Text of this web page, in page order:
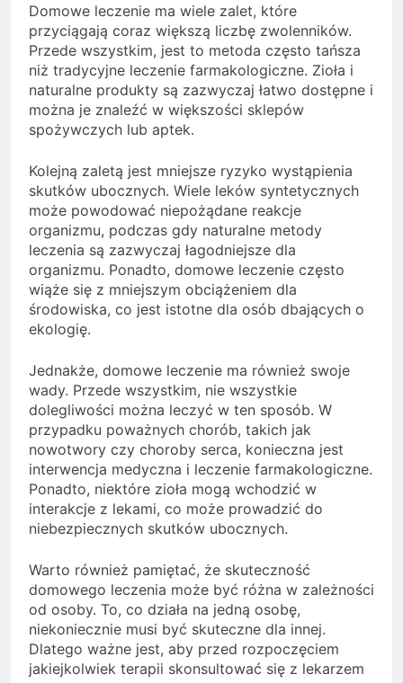
Domowe leczenie ma wiele zalet, które
przyciągają coraz większą liczbę zwolenników.
Przede wszystkim, jest to metoda często tańsza
niż tradycyjne leczenie farmakologiczne. Zioła i
naturalne produkty są zazwyczaj łatwo dostępne i
można je znaleźć w większości sklepów
spożywczych lub aptek.
Kolejną zaletą jest mniejsze ryzyko wystąpienia
skutków ubocznych. Wiele leków syntetycznych
może powodować niepożądane reakcje
organizmu, podczas gdy naturalne metody
leczenia są zazwyczaj łagodniejsze dla
organizmu. Ponadto, domowe leczenie często
wiąże się z mniejszym obciążeniem dla
środowiska, co jest istotne dla osób dbających o
ekologię.
Jednakże, domowe leczenie ma również swoje
wady. Przede wszystkim, nie wszystkie
dolegliwości można leczyć w ten sposób. W
przypadku poważnych chorób, takich jak
nowotwory czy choroby serca, konieczna jest
interwencja medyczna i leczenie farmakologiczne.
Ponadto, niektóre zioła mogą wchodzić w
interakcje z lekami, co może prowadzić do
niebezpiecznych skutków ubocznych.
Warto również pamiętać, że skuteczność
domowego leczenia może być różna w zależności
od osoby. To, co działa na jedną osobę,
niekoniecznie musi być skuteczne dla innej.
Dlatego ważne jest, aby przed rozpoczęciem
jakiejkolwiek terapii skonsultować się z lekarzem